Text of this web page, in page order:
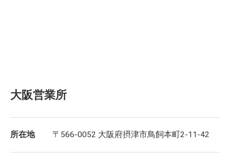
大阪営業所
所在地 〒566-0052 大阪府摂津市鳥飼本町2-11-42